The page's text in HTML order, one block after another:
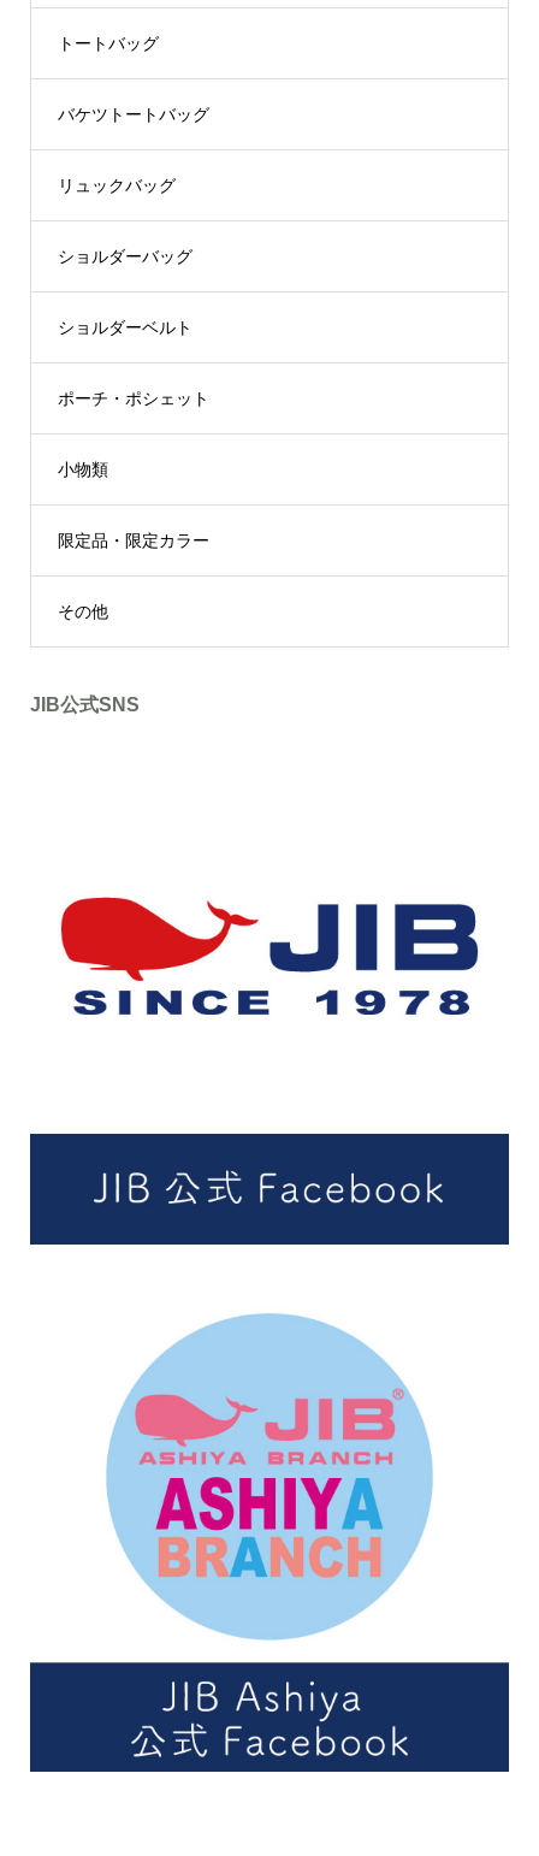
トートバッグ
バケツトートバッグ
リュックバッグ
ショルダーバッグ
ショルダーベルト
ポーチ・ポシェット
小物類
限定品・限定カラー
その他
JIB公式SNS